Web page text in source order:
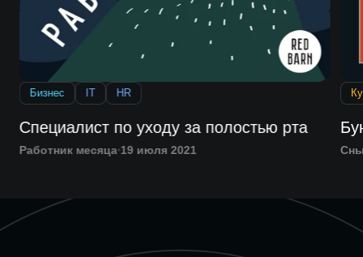
Бизнес IT HR
Специалист по уходу за полостью рта
Работник месяца 19 июля 2021